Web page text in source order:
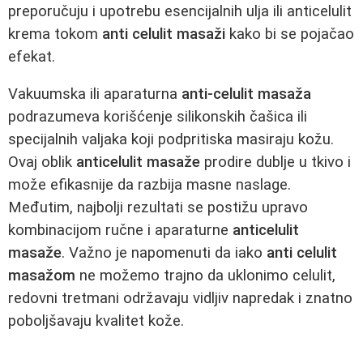
preporučuju i upotrebu esencijalnih ulja ili anticelulit
krema tokom anti celulit masaži kako bi se pojačao
efekat.
Vakuumska ili aparaturna anti-celulit masaža
podrazumeva korišćenje silikonskih čašica ili
specijalnih valjaka koji podpritiska masiraju kožu.
Ovaj oblik anticelulit masaže prodire dublje u tkivo i
može efikasnije da razbija masne naslage.
Međutim, najbolji rezultati se postižu upravo
kombinacijom ručne i aparaturne anticelulit
masaže. Važno je napomenuti da iako anti celulit
masažom ne možemo trajno da uklonimo celulit,
redovni tretmani održavaju vidljiv napredak i znatno
poboljšavaju kvalitet kože.